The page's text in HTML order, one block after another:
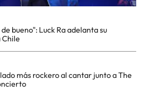
bueno": Luck Ra adelanta su
Chile
más rockero al cantar junto a The